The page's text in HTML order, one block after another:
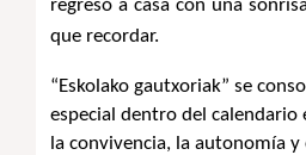
regresó a casa con una
que recordar.
“Eskolako gautxoriak” se
especial dentro del calendario
la convivencia, la autonomía